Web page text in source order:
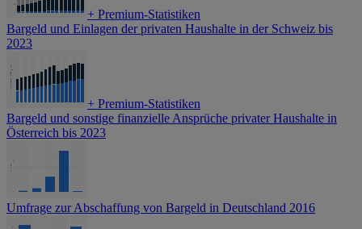
+ Premium-Statistiken
Bargeld und Einlagen der privaten Haushalte in der Schweiz bis
2023
+ Premium-Statistiken
Bargeld und sonstige finanzielle Ansprüche privater Haushalte in
Österreich bis 2023
Umfrage zur Abschaffung von Bargeld in Deutschland 2016